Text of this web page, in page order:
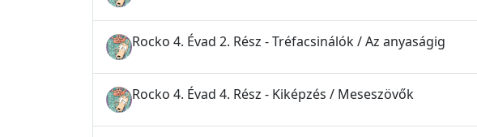
Rocko 4. Évad 2. Rész - Tréfacsinálók / Az anyaságig
Rocko 4. Évad 4. Rész - Kiképzés / Meseszövők